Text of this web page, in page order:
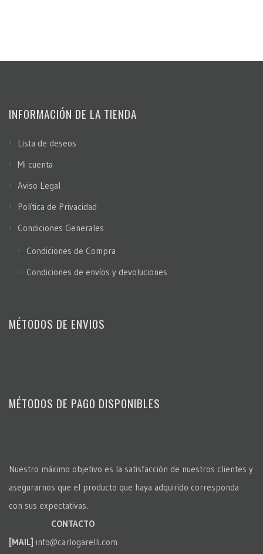
INFORMACIÓN DE LA TIENDA
Lista de deseos
Mi cuenta
Aviso Legal
Política de Privacidad
Condiciones Generales
Condiciones de Compra
Condiciones de envíos y devoluciones
MÉTODOS DE ENVIOS
MÉTODOS DE PAGO DISPONIBLES
Nuestro máximo objetivo es la satisfacción de nuestros clientes y
asegurarnos que el producto que haya adquirido corresponda
con sus expectativas.
CONTACTO
[MAIL] info@carlogarelli.com